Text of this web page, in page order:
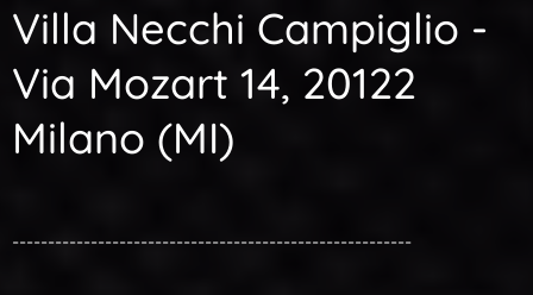
Villa Necchi Campiglio -
Via Mozart 14, 20122
Milano (MI)
--------------------------------------------------------